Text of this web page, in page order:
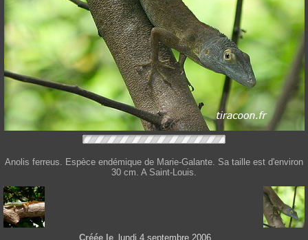
Anolis ferreus. Espèce endémique de Marie-Galante. Sa taille est d'environ
30 cm. A Saint-Louis.
Créée le lundi 4 septembre 2006